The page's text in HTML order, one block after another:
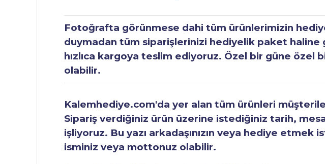
Fotoğrafta görünmese dahi tüm ürünlerimizin
duymadan tüm siparişlerinizi hediyelik paket
hızlıca kargoya teslim ediyoruz. Özel bir güne özel
olabilir.
Kalemhediye.com'da yer alan tüm ürünleri
Sipariş verdiğiniz ürün üzerine istediğiniz tarih,
işliyoruz. Bu yazı arkadaşınızın veya hediye
isminiz veya mottonuz olabilir.